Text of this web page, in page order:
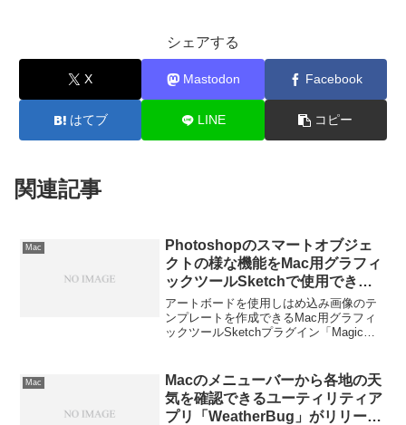
シェアする
X Mastodon Facebook
はてブ LINE コピー
関連記事
Mac
Photoshopのスマートオブジェ
クトの様な機能をMac用グラフィ
ックツールSketchで使用できる
プラグイン「Magic Mirror for
Sketch」がリリース。
アートボードを使用しはめ込み画像のテ
ンプレートを作成できるMac用グラフィ
ックツールSketchプラグイン「Magic
Mac
Macのメニューバーから各地の天
気を確認できるユーティリティア
プリ「WeatherBug」がリリー